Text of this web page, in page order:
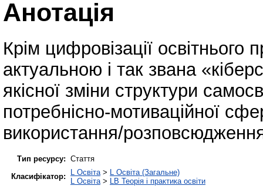
Анотація
Крім цифровізації освітнього
актуальною і так звана
якісної зміни структури
потребнісно-мотиваційної
використання/
Тип ресурсу: Стаття
Класифікатор:
L Освіта > L Освіта (Загальне)
L Освіта > LB Теорія і практика освіти